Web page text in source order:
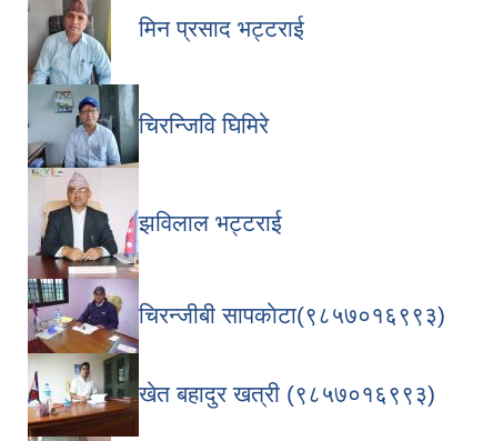
मिन प्रसाद भट्टराई
चिरन्जिवि घिमिरे
झविलाल भट्टराई
चिरन्जीबी सापकाेटा(९८५७०१६९९३)
खेत बहादुर खत्री (९८५७०१६९९३)